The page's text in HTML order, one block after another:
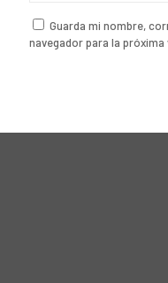
Guarda mi nombre,
navegador para la